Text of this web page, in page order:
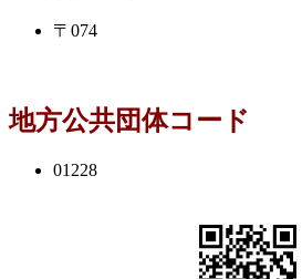
〒074
地方公共団体コード
01228